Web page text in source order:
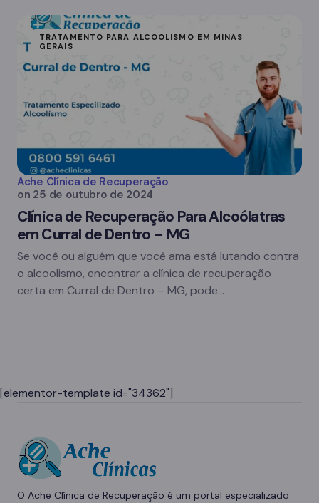
TRATAMENTO PARA ALCOOLISMO EM MINAS
GERAIS
Ache Clínica de Recuperação
on 25 de outubro de 2024
Clínica de Recuperação Para Alcoólatras
em Curral de Dentro – MG
Se você ou alguém que você ama está lutando contra
o alcoolismo, encontrar a clínica de recuperação
certa em Curral de Dentro – MG, pode…
[elementor-template id="34362"]
O Ache Clínica de Recuperação é um portal especializado